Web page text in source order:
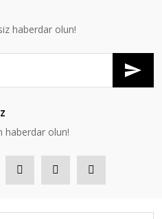
haberdar olun!
haberdar olun!